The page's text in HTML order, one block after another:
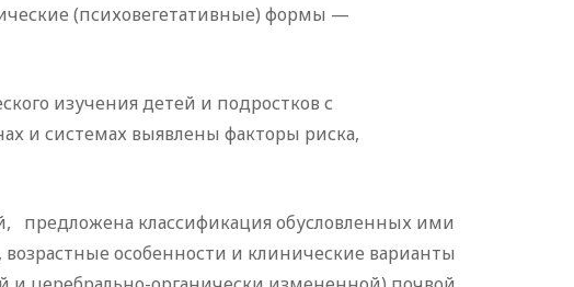
(психовегетативные) формы —
изучения детей и подростков с
и системах выявлены факторы риска,
классификация обусловленных ими
особенности и клинические варианты